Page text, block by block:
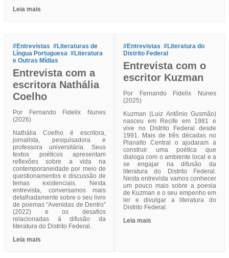
Leia mais
#Entrevistas #Literaturas de
Língua Portuguesa #Literatura
e Outras Mídias
Entrevista com a
escritora Nathália
Coelho
Por Fernando Fidelix Nunes
(2026)
Nathália Coelho é escritora,
jornalista, pesquisadora e
professora universitária. Seus
textos poéticos apresentam
reflexões sobre a vida na
contemporaneidade por meio de
questionamentos e discussão de
temas existenciais. Nesta
entrevista, conversamos mais
detalhadamente sobre o seu livro
de poemas “Avenidas de Dentro”
(2022) e os desafios
relacionadas à difusão da
literatura do Distrito Federal.
Leia mais
#Entrevistas #Literatura do
Distrito Federal
Entrevista com o
escritor Kuzman
Por Fernando Fidelix Nunes
(2025)
Kuzman (Luiz Antônio Gusmão)
nasceu em Recife em 1981 e
vive no Distrito Federal desde
1991. Mais de três décadas no
Planalto Central o ajudaram a
construir uma poética que
dialoga com o ambiente local e a
se engajar na difusão da
literatura do Distrito Federal.
Nesta entrevista vamos conhecer
um pouco mais sobre a poesia
de Kuzman e o seu empenho em
ler e divulgar a literatura do
Distrito Federal.
Leia mais